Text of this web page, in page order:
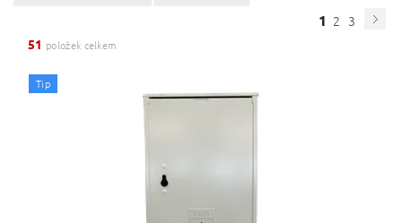
1 2 3
51 položek celkem
Tip